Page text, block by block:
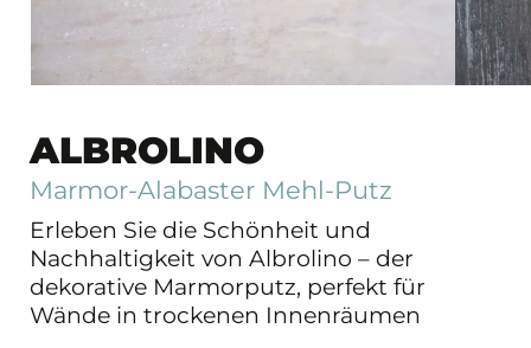
ALBROLINO
Marmor-Alabaster Mehl-Putz
Erleben Sie die Schönheit und
Nachhaltigkeit von Albrolino – der
dekorative Marmorputz, perfekt für
Wände in trockenen Innenräumen